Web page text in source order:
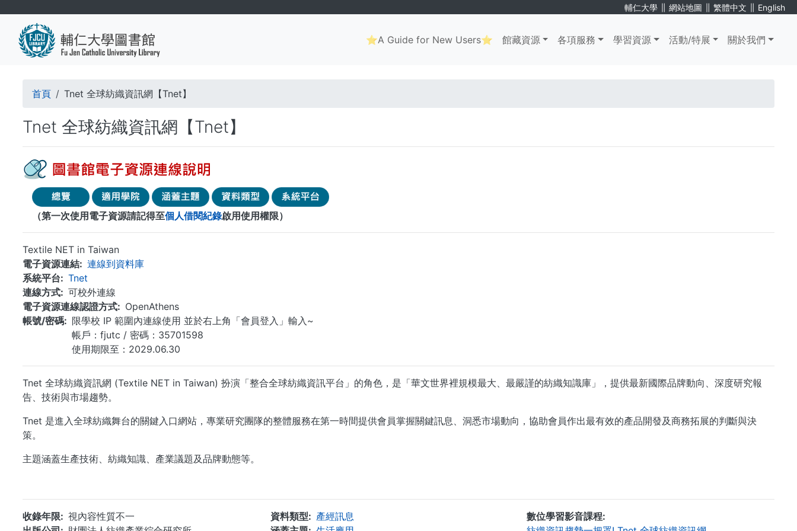
輔仁大學 ∥ 網站地圖 ∥ 繁體中文 ∥ English
Main
navigation
⭐A Guide for New Users⭐ 館藏資源 各項服務 學習資源 活動/特展 關於我們
導
連
結
首頁 Tnet 全球紡織資訊網【Tnet】
Tnet 全球紡織資訊網【Tnet】
（第一次使用電子資源請記得至個人借閱紀錄啟用使用權限）
Textile NET in Taiwan
電子資源連結
連線到資料庫
系統平台
Tnet
連線方式
可校外連線
電子資源連線認證方式
OpenAthens
帳號/密碼
限學校 IP 範圍內連線使用 並於右上角「會員登入」輸入~
帳戶：fjutc / 密碼：35701598
使用期限至：2029.06.30
Tnet 全球紡織資訊網 (Textile NET in Taiwan) 扮演「整合全球紡織資訊平台」的角色，是「華文世界裡規模最大、最嚴謹的紡織知識庫」，提供最新國際品牌動向、深度研究報
告、技術與市場趨勢。
Tnet 是進入全球紡織舞台的關鍵入口網站，專業研究團隊的整體服務在第一時間提供會員掌握關鍵訊息、洞悉市場動向，協助會員作出最有效的產品開發及商務拓展的判斷與決
策。
主題涵蓋生產技術、紡織知識、產業議題及品牌動態等。
收錄年限
視內容性質不一
資料類型
產經訊息
數位學習影音課程